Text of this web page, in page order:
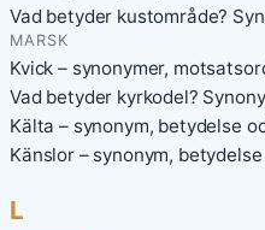
Vad betyder kustområde?
MARSK
Kvick – synonymer,
Vad betyder kyrkodel?
Kälta – synonym, betydelse
Känslor – synonym,
L